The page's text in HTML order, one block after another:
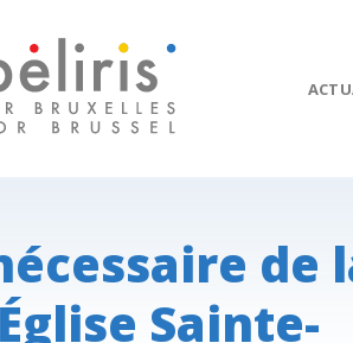
de
Sainte-